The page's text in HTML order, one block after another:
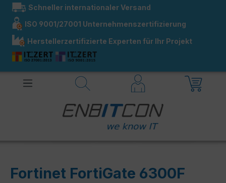
springen
Schneller internationaler Versand
ISO 9001/27001 Unternehmenszertifizierung
Herstellerzertifizierte Experten für Ihr Projekt
Fortinet FortiGate 6300F